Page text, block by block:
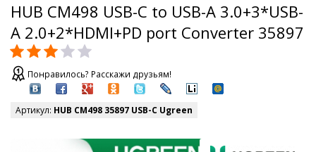
HUB CM498 USB-C to USB-A 3.0+3*USB-
A 2.0+2*HDMI+PD port Converter 35897
Понравилось? Расскажи друзьям!
Артикул: HUB CM498 35897 USB-C Ugreen